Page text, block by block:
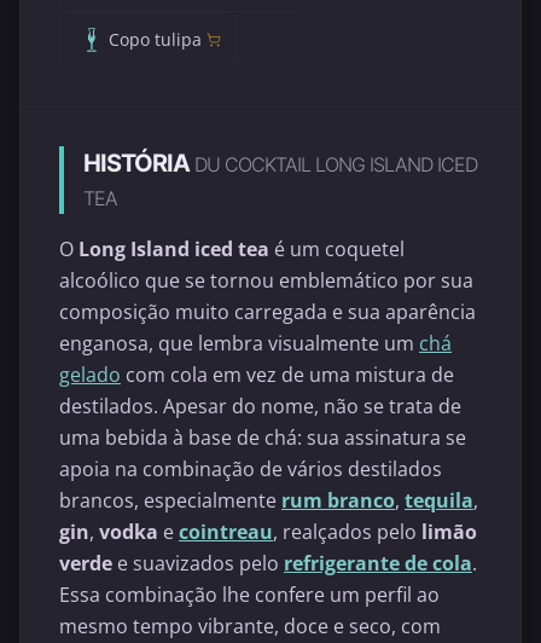
Copo tulipa
HISTÓRIA DU COCKTAIL LONG ISLAND ICED
TEA
O Long Island iced tea é um coquetel
alcoólico que se tornou emblemático por sua
composição muito carregada e sua aparência
enganosa, que lembra visualmente um chá
gelado com cola em vez de uma mistura de
destilados. Apesar do nome, não se trata de
uma bebida à base de chá: sua assinatura se
apoia na combinação de vários destilados
brancos, especialmente rum branco, tequila,
gin, vodka ecointreau, realçados pelo limão
verde e suavizados pelo refrigerante de cola.
Essa combinação lhe confere um perfil ao
mesmo tempo vibrante, doce e seco, com